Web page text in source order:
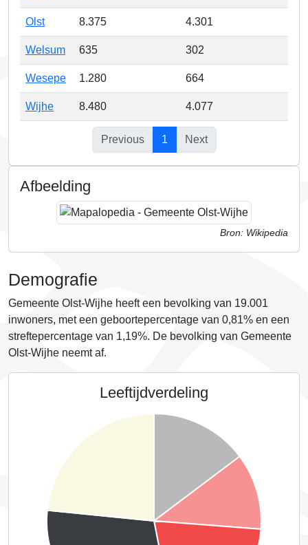
Olst 8.375 4.301
Welsum 635 302
Wesepe 1.280 664
Wijhe 8.480 4.077
Previous 1 Next
Afbeelding
Bron: Wikipedia
Demografie
Gemeente Olst-Wijhe heeft een bevolking van 19.001
inwoners, met een geboortepercentage van 0,81% en een
streftepercentage van 1,19%. De bevolking van Gemeente
Olst-Wijhe neemtaf.
Leeftijdverdeling